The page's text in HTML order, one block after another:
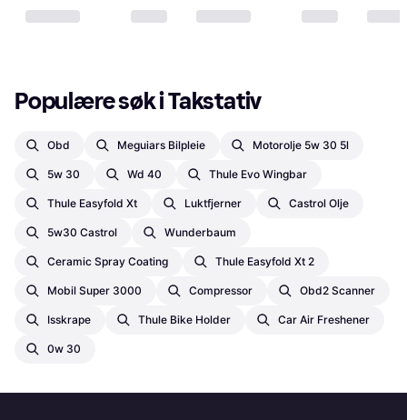
Populære søk i Takstativ
Obd Meguiars Bilpleie Motorolje 5w 30 5l
5w 30 Wd 40 Thule Evo Wingbar
Thule Easyfold Xt Luktfjerner Castrol Olje
5w30 Castrol Wunderbaum
Ceramic Spray Coating Thule Easyfold Xt 2
Mobil Super 3000 Compressor Obd2 Scanner
Isskrape Thule Bike Holder Car Air Freshener
0w 30